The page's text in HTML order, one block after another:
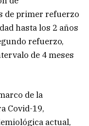
de primer refuerzo
hasta los 2 años
refuerzo,
de 4 meses
de la
Covid-19,
actual,